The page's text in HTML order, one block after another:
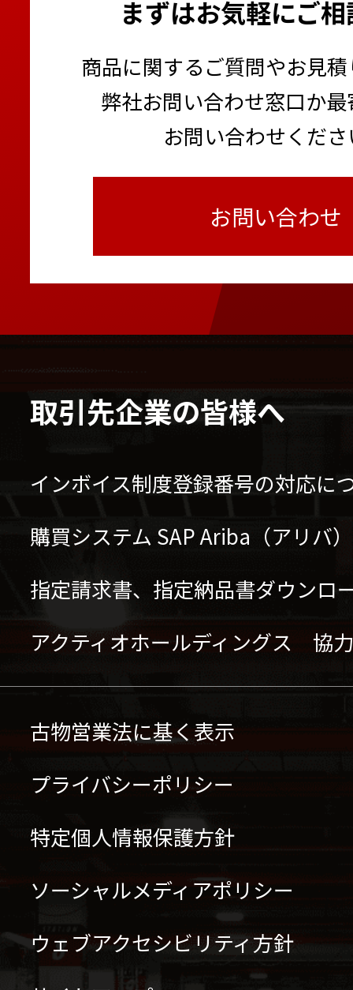
まずはお気軽にご
商品に関するご質問やお見
弊社お問い合わせ窓口か
お問い合わせくだ
お問い合わせ
取引先企業の皆様へ
インボイス制度登録番号の対応に
購買システム SAP Ariba（アリバ
指定請求書、指定納品書ダウンロ
アクティオホールディングス 協
古物営業法に基く表示
プライバシーポリシー
特定個人情報保護方針
ソーシャルメディアポリシー
ウェブアクセシビリティ方針